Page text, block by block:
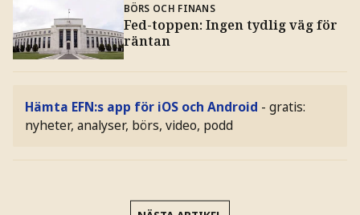
BÖRS OCH FINANS
Fed-toppen: Ingen tydlig väg för
räntan
Hämta EFN:s app för iOS och Android - gratis:
nyheter, analyser, börs, video, podd